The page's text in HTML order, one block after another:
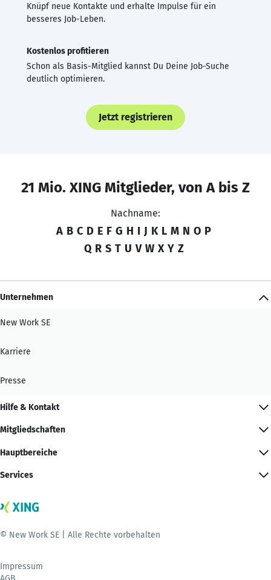
Knüpf neue Kontakte und erhalte Impulse für ein
besseres Job-Leben.
Kostenlos profitieren
Schon als Basis-Mitglied kannst Du Deine Job-Suche
deutlich optimieren.
Jetzt registrieren
21 Mio. XING Mitglieder, von A bis Z
Nachname:
A B C D E F G H I J K L M N O P
Q R S T U V W X Y Z
Unternehmen
New Work SE
Karriere
Presse
Hilfe & Kontakt
Mitgliedschaften
Hauptbereiche
Services
© New Work SE | Alle Rechte vorbehalten
Impressum